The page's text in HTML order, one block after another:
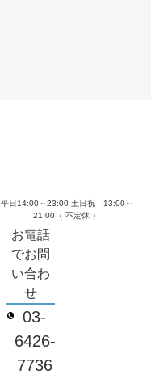
平日14:00～23:00 土日祝 13:00～
21:00（ 不定休 ）
お電話
でお問
い合わ
せ
03-
6426-
7736